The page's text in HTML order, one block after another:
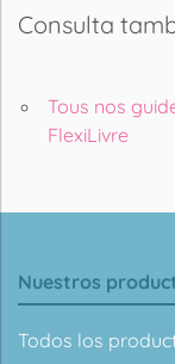
Consulta
Tous nos
FlexiLivre
Nuestros
Todos los